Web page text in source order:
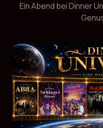
Ein Abend bei Dinner